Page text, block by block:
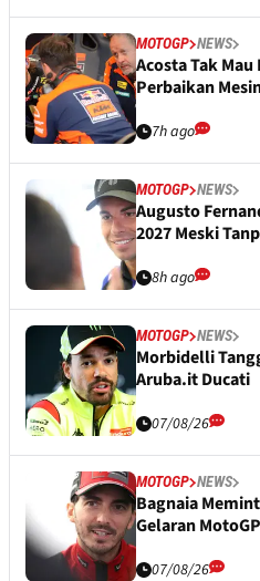
MOTOGP NEWS
Acosta Tak
Perbaikan
7h ago
MOTOGP NEWS
Augusto
2027 Meski
8h ago
MOTOGP NEWS
Morbidelli
Aruba.it Ducati
07/08/26
MOTOGP NEWS
Bagnaia
Gelaran
07/08/26